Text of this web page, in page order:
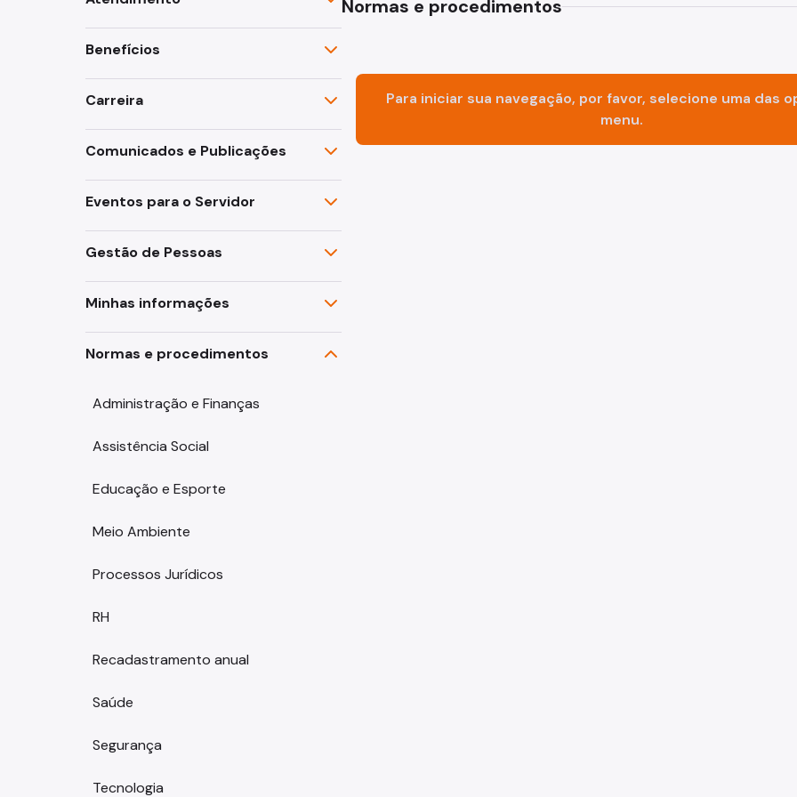
Mobilidade Urbana e Transporte
Rua e Bairro
Saúde e Bem-estar
Trabalho
Licitações e Fornecedores
Nota do Milhão
Benefícios
Carreira
Comunicados e Publicações
Eventos para o Servidor
Gestão de Pessoas
Minhas informações
Normas e procedimentos
Administração e Finanças
Assistência Social
Educação e Esporte
Meio Ambiente
Processos Jurídicos
RH
Recadastramento anual
Saúde
Segurança
Tecnologia
Normas e procedimentos
Para iniciar sua navegação, por favor, selecione uma das
menu.